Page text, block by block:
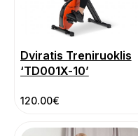
Dviratis Treniruoklis
‘TD001X-10’
120.00€